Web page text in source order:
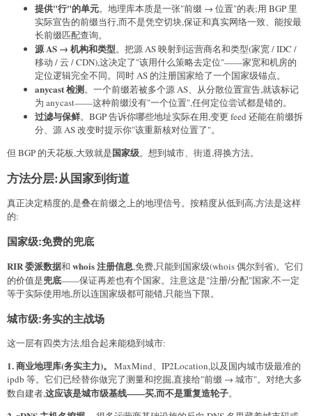
提供"行"的单元。地理库本质是一张"前缀 → 位置"的表;用 BGP 里
实际宣告的前缀当行,而不是凭空切块,保证和真实网络一致、能按最
长前缀匹配查询。
源 AS → 机构和类型。把源 AS 映射到运营商名和类型(家宽 / IDC /
移动 / 云 / CDN),这决定了"该用什么策略去定位"——家宽和机房的
定位逻辑完全不同。同时 AS 的注册国家给了一个国家级锚点。
anycast 检测。一个前缀若被多个源 AS、从分散位置宣告,就该标记
为 anycast——这种前缀没有"一个位置",任何定位尝试都是错的。
过滤与保鲜。BGP 告诉你哪些地址实际在用,变更 feed 还能在前缀拆
分、源 AS 改变时提示你"该重新核对位置了"。
但 BGP 的天花板,大致就是国家级。想到城市、街道,得换方法。
方法分层:从国家到街道
真正决定精度的,是叠在前缀之上的地理信号。按精度从低到高,方法是这样
的:
国家级:免费的兜底
RIR 委派数据和 whois 注册信息,免费,只能到国家级(whois 偶尔到省)。它们
的价值是兜底——保证再差也有个国家。注意这是"注册/分配"国家,不一定
等于实际使用地,所以连国家级都可能错,只能当下限。
城市级:务实的主战场
这一层有四类方法,组合起来能稳到城市:
1. 商业地理库(务实主力)。
MaxMind、IP2Location,以及国内城市级最准的
ipdb 等。它们已经替你做完了测量和挖掘,直接给"前缀 → 城市"。对绝大多
数自建者,这应该是城市级基线——买,而不是重复造轮子。